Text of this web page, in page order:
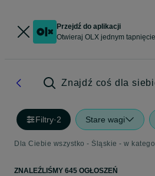
Przejdź do aplikacji
Otwieraj OLX jednym
Znajdź coś dla
Filtry·2 Stare wagi
Dla Ciebie wszystko - Śląskie - w
ZNALEŹLIŚMY 645 OGŁOSZEŃ